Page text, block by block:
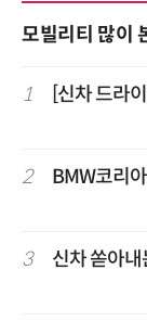
모빌리티 많이
1 [신차 드라
2 BMW코리
3 신차 쏟아